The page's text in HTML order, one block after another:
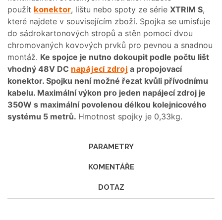
použít konektor, lištu nebo spoty ze série XTRIM S,
které najdete v souvisejícím zboží. Spojka se umisťuje
do sádrokartonových stropů a stěn pomocí dvou
chromovaných kovových prvků pro pevnou a snadnou
montáž. Ke spojce je nutno dokoupit podle počtu lišt
vhodný 48V DC napájecí zdroj a propojovací
konektor. Spojku není možné řezat kvůli přívodnímu
kabelu. Maximální výkon pro jeden napájecí zdroj je
350W s maximální povolenou délkou kolejnicového
systému 5 metrů. Hmotnost spojky je 0,33kg.
PARAMETRY
KOMENTÁŘE
DOTAZ